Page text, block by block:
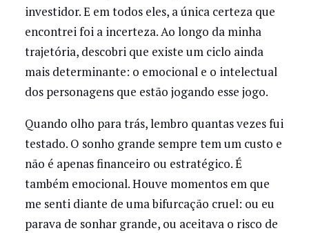
investidor. E em todos eles, a única certeza que
encontrei foi a incerteza. Ao longo da minha
trajetória, descobri que existe um ciclo ainda
mais determinante: o emocional e o intelectual
dos personagens que estão jogando esse jogo.
Quando olho para trás, lembro quantas vezes fui
testado. O sonho grande sempre tem um custo e
não é apenas financeiro ou estratégico. É
também emocional. Houve momentos em que
me senti diante de uma bifurcação cruel: ou eu
parava de sonhar grande, ou aceitava o risco de